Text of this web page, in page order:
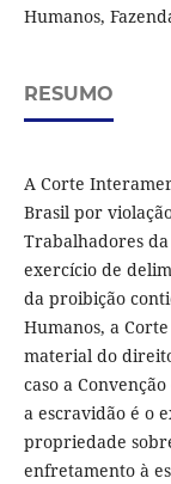
Humanos,
RESUMO
A Corte
Brasil por
Trabalhadores
exercício de
da proibição
Humanos, a
material do
caso a
a escravidão é o
propriedade
enfretamento à